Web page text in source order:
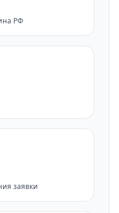
РФ
заявки